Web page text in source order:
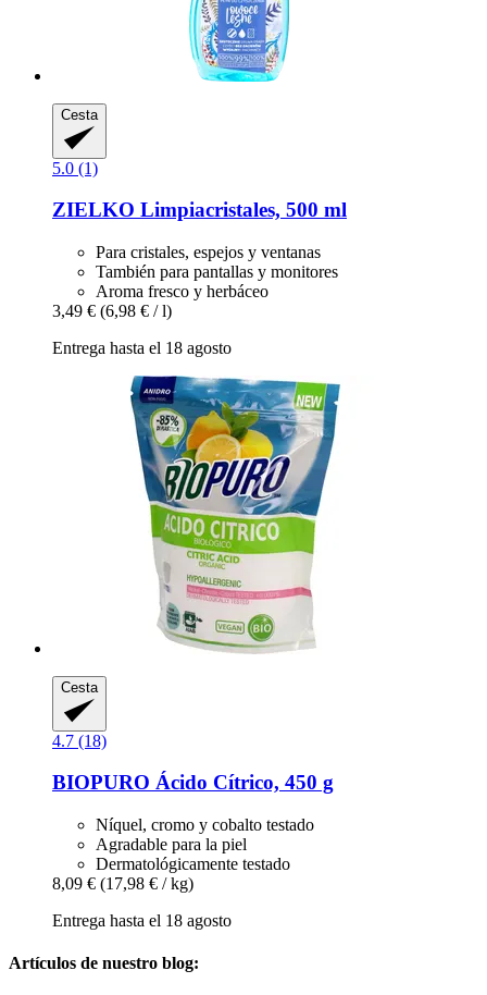
Cesta
5.0 (1)
ZIELKO Limpiacristales, 500 ml
Para cristales, espejos y ventanas
También para pantallas y monitores
Aroma fresco y herbáceo
3,49 € (6,98 € / l)
Entrega hasta el 18 agosto
Cesta
4.7 (18)
BIOPURO Ácido Cítrico, 450 g
Níquel, cromo y cobalto testado
Agradable para la piel
Dermatológicamente testado
8,09 € (17,98 € / kg)
Entrega hasta el 18 agosto
Artículos de nuestro blog: